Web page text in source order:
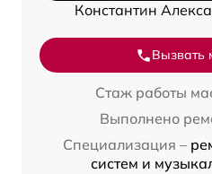
Константин
Вызвать
Стаж работы
Выполнено
Специализация –
систем и